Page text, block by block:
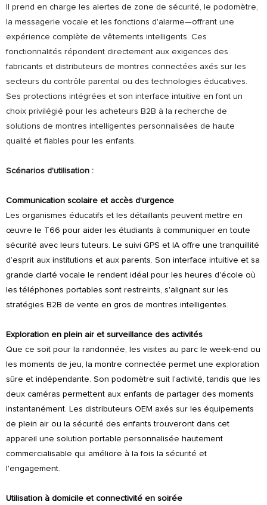
Il prend en charge les alertes de zone de sécurité, le podomètre,
la messagerie vocale et les fonctions d'alarme—offrant une
expérience complète de vêtements intelligents. Ces
fonctionnalités répondent directement aux exigences des
fabricants et distributeurs de montres connectées axés sur les
secteurs du contrôle parental ou des technologies éducatives.
Ses protections intégrées et son interface intuitive en font un
choix privilégié pour les acheteurs B2B à la recherche de
solutions de montres intelligentes personnalisées de haute
qualité et fiables pour les enfants.
Scénarios d'utilisation :
Communication scolaire et accès d'urgence
Les organismes éducatifs et les détaillants peuvent mettre en
œuvre le T66 pour aider les étudiants à communiquer en toute
sécurité avec leurs tuteurs. Le suivi GPS et IA offre une tranquillité
d’esprit aux institutions et aux parents. Son interface intuitive et sa
grande clarté vocale le rendent idéal pour les heures d'école où
les téléphones portables sont restreints, s'alignant sur les
stratégies B2B de vente en gros de montres intelligentes.
Exploration en plein air et surveillance des activités
Que ce soit pour la randonnée, les visites au parc le week-end ou
les moments de jeu, la montre connectée permet une exploration
sûre et indépendante. Son podomètre suit l'activité, tandis que les
deux caméras permettent aux enfants de partager des moments
instantanément. Les distributeurs OEM axés sur les équipements
de plein air ou la sécurité des enfants trouveront dans cet
appareil une solution portable personnalisée hautement
commercialisable qui améliore à la fois la sécurité et
l'engagement.
Utilisation à domicile et connectivité en soirée